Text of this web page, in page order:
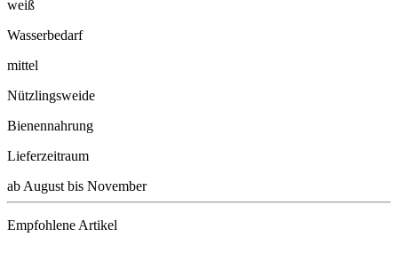
weiß
Wasserbedarf
mittel
Nützlingsweide
Bienennahrung
Lieferzeitraum
ab August bis November
Empfohlene Artikel